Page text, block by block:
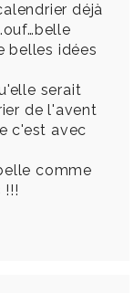
déjà
belles idées
serait
de l'avent
c'est avec
comme
!!!